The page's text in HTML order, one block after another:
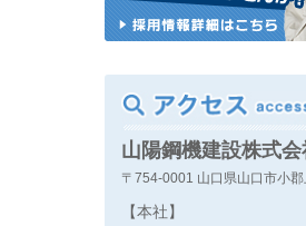
山陽鋼機建設株式会
〒754-0001 山口県山口市小
【本社】